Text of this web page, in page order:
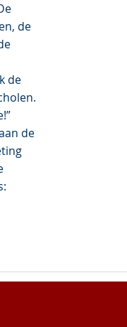
de
de
de